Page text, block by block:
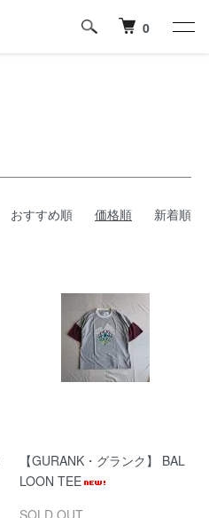
0
おすすめ順 価格順 新着順
【GURANK・グランク】 BAL
LOON TEE
SOLD OUT